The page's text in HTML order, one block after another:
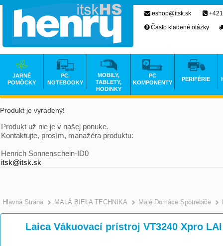
Produkt je vyradený!
Produkt už nie je v našej ponuke.
Kontaktujte, prosím, manažéra produktu:
Henrich Sonnenschein-ID0
itsk@itsk.sk
Hlavná Strana MALÁ BIELA TECHNIKA Malé Domáce Spotrebiče
Laica Vákuovací prístroj VT3240 Xpro LAI
eshop@itsk.sk
Často kladené otázky
JARNÉ
POMÔCKY
PC,
NOTEBOOKY
MOBILY,
TABLETY,
HODINKY
PC
KOMPONENTY
PERIFÉRIE